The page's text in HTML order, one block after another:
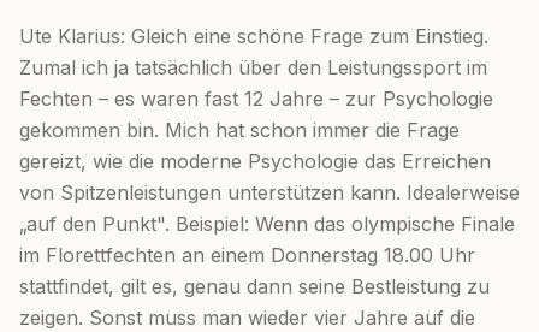
Ute Klarius: Gleich eine schöne Frage zum Einstieg.
Zumal ich ja tatsächlich über den Leistungssport im
Fechten – es waren fast 12 Jahre – zur Psychologie
gekommen bin. Mich hat schon immer die Frage
gereizt, wie die moderne Psychologie das Erreichen
von Spitzenleistungen unterstützen kann. Idealerweise
„auf den Punkt". Beispiel: Wenn das olympische Finale
im Florettfechten an einem Donnerstag 18.00 Uhr
stattfindet, gilt es, genau dann seine Bestleistung zu
zeigen. Sonst muss man wieder vier Jahre auf die